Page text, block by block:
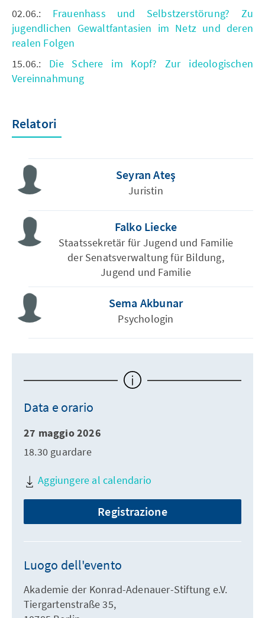
02.06.: Frauenhass und Selbstzerstörung? Zu
jugendlichen Gewaltfantasien im Netz und deren
realen Folgen
15.06.: Die Schere im Kopf? Zur ideologischen
Vereinnahmung
Relatori
Seyran Ateş
Juristin
Falko Liecke
Staatssekretär für Jugend und Familie
der Senatsverwaltung für Bildung,
Jugend und Familie
Sema Akbunar
Psychologin
Data e orario
27 maggio 2026
18.30 guardare
Aggiungere al calendario
Registrazione
Luogo dell'evento
Akademie der Konrad-Adenauer-Stiftung e.V.
Tiergartenstraße 35,